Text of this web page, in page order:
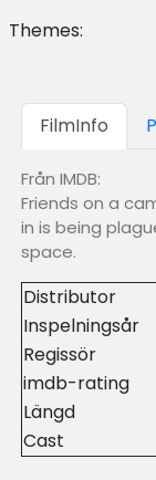
Themes:
FilmInfo
Från IMDB:
Friends on a
in is being
space.
Distributor
Inspelningsår
Regissör
imdb-rating
Längd
Cast